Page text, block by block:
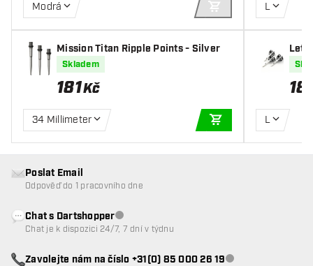
Modrá
PŘIDAT DO KOŠÍKU
Mission Titan Ripple Points - Silver
Skladem
181Kč
34 Millimeter
PŘIDAT DO KOŠÍKU
L
L
Poslat Email
Odpověď do 1 pracovního dne
Chat s DartshopperZákaznický servis nedostupný
Chat je k dispozici 24/7, 7 dní v týdnu
Zavolejte nám na číslo +31(0) 85 000 26 19Zákaznický servis